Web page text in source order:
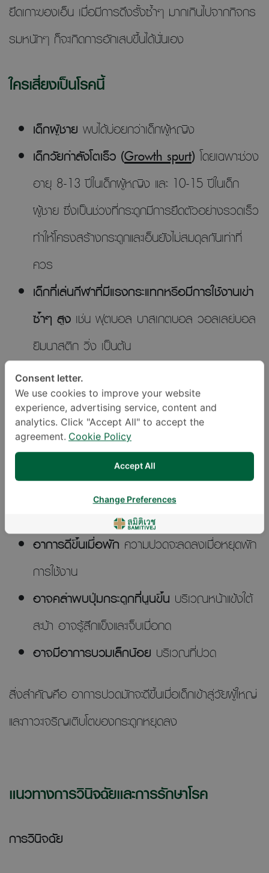
ยึดเกาะของเอ็น เมื่อมีการดึงรั้งซ้ำๆ มากเกินไปจากกิจกร
รมหนักๆ ก็จะเกิดการอักเสบขึ้นได้นั่นเอง
ใครเสี่ยงเป็นโรคนี้
เด็กผู้ชาย พบได้บ่อยกว่าเด็กผู้หญิง
เด็กวัยกำลังโตเร็ว (Growth spurt) โดยเฉพาะช่วง
อายุ 8-13 ปีในเด็กผู้หญิง และ 10-15 ปีในเด็ก
ผู้ชาย ซึ่งเป็นช่วงที่กระดูกมีการยืดตัวอย่างรวดเร็ว
ทำให้โครงสร้างกระดูกและเอ็นยังไม่สมดุลกันเท่าที่
ควร
เด็กที่เล่นกีฬาที่มีแรงกระแทกหรือมีการใช้งานเข่า
ซ้ำๆ สูง เช่น ฟุตบอล บาสเกตบอล วอลเลย์บอล
ยิมนาสติก วิ่ง เป็นต้น
อาการของโรคที่สังเกตได้
ปวดบริเวณปุ่มกระดูกหน้าแข้ง
ใต้กระดูกสะบ้า (patella) ลงมาเล็กน้อย
คุกเข่า งอเข่าสุด เตะบอล หรือขึ้นบันได
อาการดีขึ้นเมื่อพัก ความปวดจะลดลงเมื่อหยุดพัก
การใช้งาน
อาจคลำพบปุ่มกระดูกที่นูนขึ้น บริเวณหน้าแข้งใต้
สะบ้า อาจรู้สึกแข็งและเจ็บเมื่อกด
อาจมีอาการบวมเล็กน้อย บริเวณที่ปวด
สิ่งสำคัญคือ อาการปวดมักจะดีขึ้นเมื่อเด็กเข้าสู่วัยผู้ใหญ่
และภาวะเจริญเติบโตของกระดูกหยุดลง
แนวทางการวินิจฉัยและการรักษาโรค
การวินิจฉัย
Consent letter.
We use cookies to improve your website
experience, advertising service, content and
analytics. Click "Accept All" to accept the
agreement. Cookie Policy
Accept All
Change Preferences